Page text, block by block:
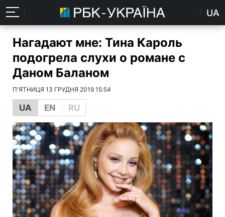
UA
Нагадают мне: Тина Кароль
подогрела слухи о романе с
Даном Баланом
П'ЯТНИЦЯ 13 ГРУДНЯ 2019 15:54
UA EN RU